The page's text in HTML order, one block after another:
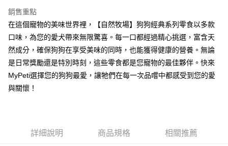
聯邦商業銀行
元大商業銀行
永豐商業銀行
玉山商業銀行
台新國際商業銀行
中國信託商業銀行
台灣樂天信用卡公司
匯豐（台灣）商業銀行
聯邦商業銀行
遠東國際商業銀行
元大商業銀行
永豐商業銀行
玉山商業銀行
星展（台灣）商業銀行
台灣樂天信用卡公司
國泰世華商業銀行
臺灣中小企業銀行
匯豐（台灣）商業銀行
華泰商業銀行
聯邦商業銀行
遠東國際商業銀行
元大商業銀行
永豐商業銀行
玉山商業銀行
星展（台灣）商業銀行
台新國際商業銀行
中國信託商業銀行
上海商業儲蓄銀行
兆豐國際商業銀行
臺灣中小企業銀行
台中商業銀行
匯豐（台灣）商業銀行
華泰商業銀行
聯邦商業銀行
遠東國際商業銀行
元大商業銀行
永豐商業銀行
玉山商業銀行
星展（台灣）商業銀行
台新國際商業銀行
中國信託商業銀行
LINE Pay
Apple Pay
貨到付款
運送方式
全家取貨付款
每筆NT$70，滿NT$1,200(含以上)免運費
銷售重點
在這個寵物的美味世界裡，【自然牧場】狗狗經典系列零食以多款
口味，為您的愛犬帶來無限驚喜。每一口都經過精心挑選，富含天
然成分，確保狗狗在享受美味的同時，也能獲得健康的營養。無論
是日常獎勵還是特別時刻，這些零食都是您寵物的最佳夥伴。快來
MyPeti選擇您的狗狗最愛，讓牠們在每一次品嚐中都感受到您的愛
與關懷！
詳細說明 商品規格 相關推薦